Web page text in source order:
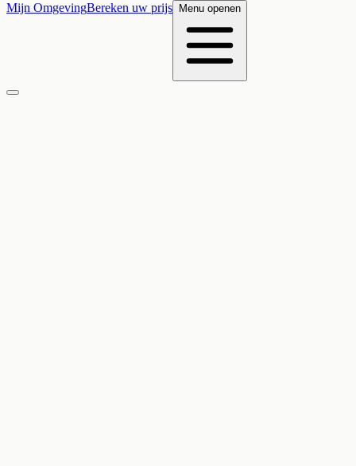
Mijn OmgevingBereken uw prijs Menu openen